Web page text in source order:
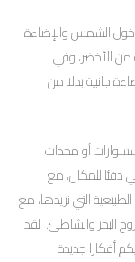
دخول الشمس والإضاءة
من الأخضر، وفي
جانبية بدلا من
أو مخدات
دفئا للمكان، مع
التي نريدها، مع
البحر والشاطئ. لقد
أفكارا جديدة